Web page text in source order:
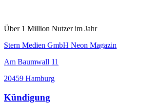
Über 1 Million Nutzer im Jahr
Stern Medien GmbH Neon Magazin
Am Baumwall 11
20459 Hamburg
Kündigung